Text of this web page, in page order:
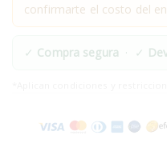
confirmarte el costo del
✓ Compra segura · ✓